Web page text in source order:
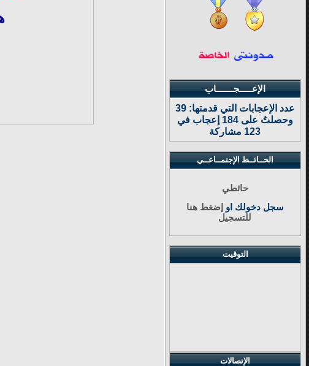
الإعـــــجـــــــاب
عدد الإعجابات التي قدمتها: 39
وحصلتُ على 184 إعجاب في
123 مشاركة
الحــائــط الإجتمــاعــي
حائطي
سجل دخولك اوإضغط هنا
للتسجيل
التوقيت
الإتصالات